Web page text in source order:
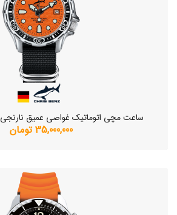
ساعت مچی اتوماتیک غواصی عمیق نارنجی CB-500A-O-NBS
35,000,000 تومان